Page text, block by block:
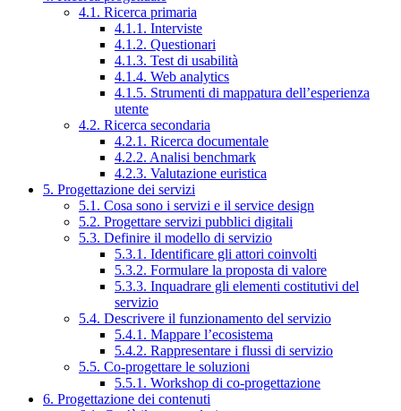
4.1. Ricerca primaria
4.1.1. Interviste
4.1.2. Questionari
4.1.3. Test di usabilità
4.1.4. Web analytics
4.1.5. Strumenti di mappatura dell’esperienza
utente
4.2. Ricerca secondaria
4.2.1. Ricerca documentale
4.2.2. Analisi benchmark
4.2.3. Valutazione euristica
5. Progettazione dei servizi
5.1. Cosa sono i servizi e il service design
5.2. Progettare servizi pubblici digitali
5.3. Definire il modello di servizio
5.3.1. Identificare gli attori coinvolti
5.3.2. Formulare la proposta di valore
5.3.3. Inquadrare gli elementi costitutivi del
servizio
5.4. Descrivere il funzionamento del servizio
5.4.1. Mappare l’ecosistema
5.4.2. Rappresentare i flussi di servizio
5.5. Co-progettare le soluzioni
5.5.1. Workshop di co-progettazione
6. Progettazione dei contenuti